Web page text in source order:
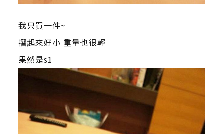
我只買一件~
摺起來好小 重量也很輕
果然是s1